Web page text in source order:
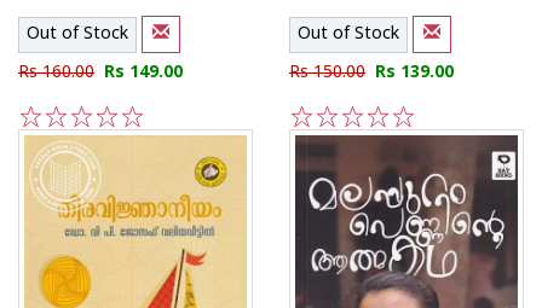
Out of Stock
Rs 160.00 Rs 149.00
5
4
3
2
1
Out of Stock
Rs 150.00 Rs 139.00
5
4
3
2
1